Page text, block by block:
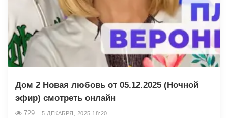
Дом 2 Новая любовь от 05.12.2025 (Ночной
эфир) смотреть онлайн
729 5 ДЕКАБРЯ, 2025 18:20